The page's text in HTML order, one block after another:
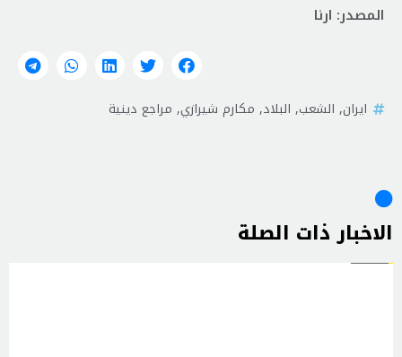
المصدر: ارنا
ايران, الشعب, البلاد, مكارم شيرازي, مراجع دينية
الاخبار ذات الصلة